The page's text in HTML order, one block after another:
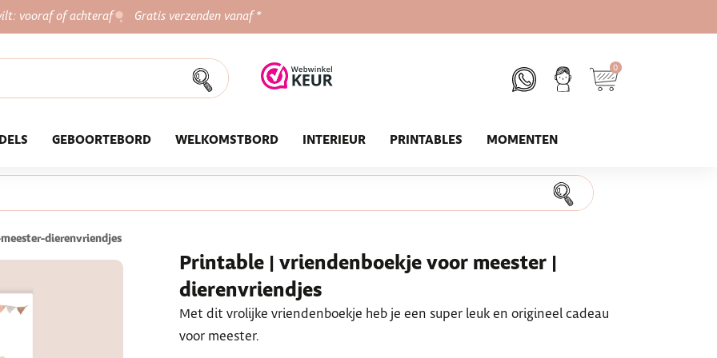
vooraf of achteraf Gratis verzenden vanaf *
0
GEBOORTEBORD WELKOMSTBORD INTERIEUR PRINTABLES MOMENTEN
dierenvriendjes
Printable | vriendenboekje voor meester |
dierenvriendjes
Met dit vrolijke vriendenboekje heb je een super leuk en origineel cadeau
voor meester.